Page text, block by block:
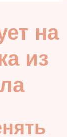
на
из